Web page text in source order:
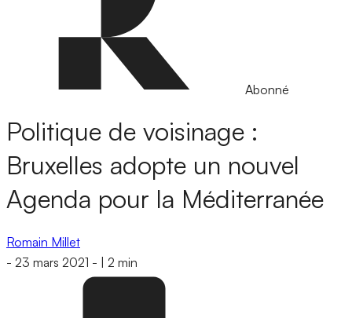
Abonné
Politique de voisinage :
Bruxelles adopte un nouvel
Agenda pour la Méditerranée
Romain Millet
- 23 mars 2021 - 2 min